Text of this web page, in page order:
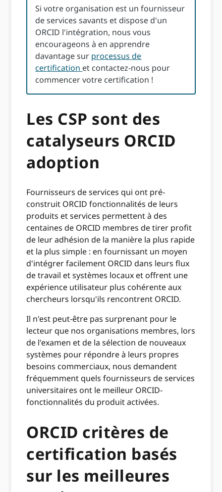
Si votre organisation est un fournisseur
de services savants et dispose d'un
ORCID l'intégration, nous vous
encourageons à en apprendre
davantage sur processus de
certification et contactez-nous pour
commencer votre certification !
Les CSP sont des
catalyseurs ORCID
adoption
Fournisseurs de services qui ont pré-
construit ORCID fonctionnalités de leurs
produits et services permettent à des
centaines de ORCID membres de tirer profit
de leur adhésion de la manière la plus rapide
et la plus simple : en fournissant un moyen
d'intégrer facilement ORCID dans leurs flux
de travail et systèmes locaux et offrent une
expérience utilisateur plus cohérente aux
chercheurs lorsqu'ils rencontrent ORCID.
Il n'est peut-être pas surprenant pour le
lecteur que nos organisations membres, lors
de l'examen et de la sélection de nouveaux
systèmes pour répondre à leurs propres
besoins commerciaux, nous demandent
fréquemment quels fournisseurs de services
universitaires ont le meilleur ORCID-
fonctionnalités du produit activées.
ORCID critères de
certification basés
sur les meilleures